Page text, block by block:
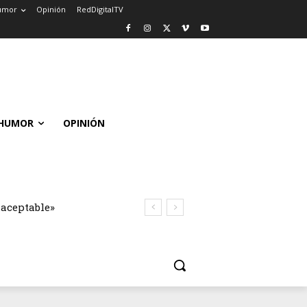
Opinión RedDigitalTV
OPINIÓN